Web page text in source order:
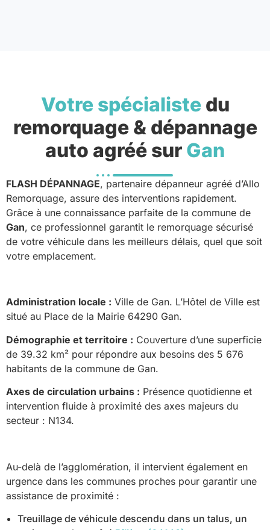
Votre spécialistedu
remorquage & dépannage
auto agréé sur Gan
FLASH DÉPANNAGE, partenaire dépanneur agréé d’Allo
Remorquage, assure des interventions rapidement.
Grâce à une connaissance parfaite de la commune de
Gan, ce professionnel garantit le remorquage sécurisé
de votre véhicule dans les meilleurs délais, quel que soit
votre emplacement.
Administration locale : Ville de Gan. L’Hôtel de Ville est
situé au Place de la Mairie 64290 Gan.
Démographie et territoire : Couverture d’une superficie
de 39.32 km² pour répondre aux besoins des 5 676
habitants de la commune de Gan.
Axes de circulation urbains : Présence quotidienne et
intervention fluide à proximité des axes majeurs du
secteur : N134.
Au-delà de l’agglomération, il intervient également en
urgence dans les communes proches pour garantir une
assistance de proximité :
Treuillage de véhicule descendu dans un talus, un